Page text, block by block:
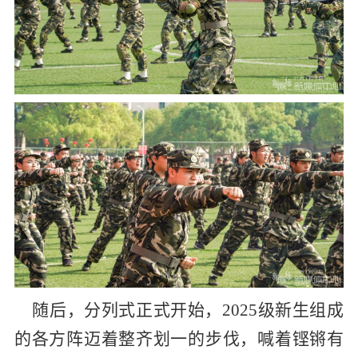
随后，分列式正式开始， 2025级新生组成
的各方阵迈着整齐划一的步伐，喊着铿锵有